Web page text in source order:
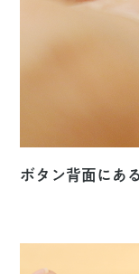
ボタン背面にあ